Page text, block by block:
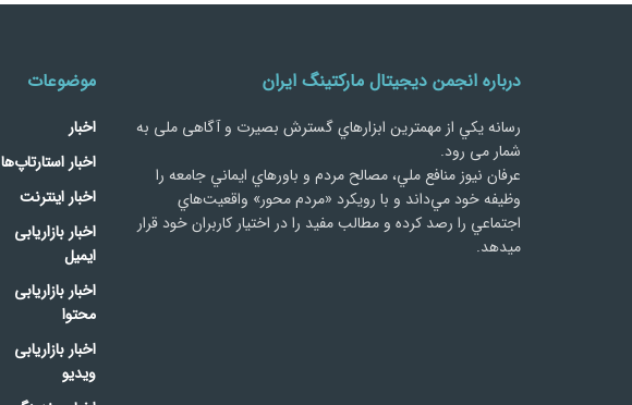
درباره انجمن دیجیتال مارکتینگ ایران
رسانه يكي از مهمترین ابزارهاي گسترش بصیرت و آگاهی ملی به
شمار می رود.
عرفان نیوز منافع ملي، مصالح مردم و باورهاي ايماني جامعه را
وظيفه خود مي‌داند و با رويكرد «مردم‌ محور» واقعيت‌هاي
اجتماعي را رصد کرده و مطالب مفید را در اختیار کاربران خود قرار
میدهد.
موضوعات
اخبار
اخبار استارتاپ‌ها
اخبار اینترنت
اخبار بازاریابی
ایمیل
اخبار بازاریابی
محتوا
اخبار بازاریابی
ویدیو